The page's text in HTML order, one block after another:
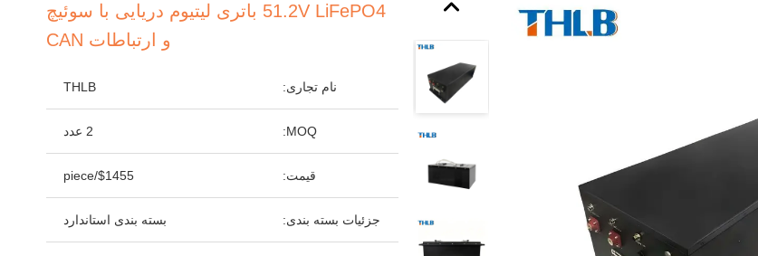
51.2V LiFePO4 باتری لیتیوم دریایی با سوئیچ
و ارتباطات CAN
نام تجاری: THLB
MOQ: 2 عدد
قیمت: $1455/piece
جزئیات بسته بندی: بسته بندی استاندارد